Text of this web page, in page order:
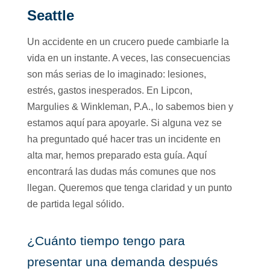
Seattle
Un accidente en un crucero puede cambiarle la
vida en un instante. A veces, las consecuencias
son más serias de lo imaginado: lesiones,
estrés, gastos inesperados. En Lipcon,
Margulies & Winkleman, P.A., lo sabemos bien y
estamos aquí para apoyarle. Si alguna vez se
ha preguntado qué hacer tras un incidente en
alta mar, hemos preparado esta guía. Aquí
encontrará las dudas más comunes que nos
llegan. Queremos que tenga claridad y un punto
de partida legal sólido.
¿Cuánto tiempo tengo para
presentar una demanda después